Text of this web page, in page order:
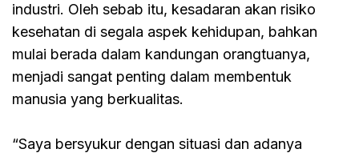
industri. Oleh sebab itu, kesadaran akan risiko
kesehatan di segala aspek kehidupan, bahkan
mulai berada dalam kandungan orangtuanya,
menjadi sangat penting dalam membentuk
manusia yang berkualitas.
“Saya bersyukur dengan situasi dan adanya